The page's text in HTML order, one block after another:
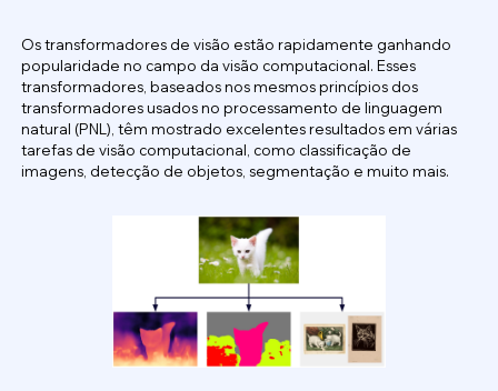
Os transformadores de visão estão rapidamente ganhando
popularidade no campo da visão computacional. Esses
transformadores, baseados nos mesmos princípios dos
transformadores usados no processamento de linguagem
natural (PNL), têm mostrado excelentes resultados em várias
tarefas de visão computacional, como classificação de
imagens, detecção de objetos, segmentação e muito mais.